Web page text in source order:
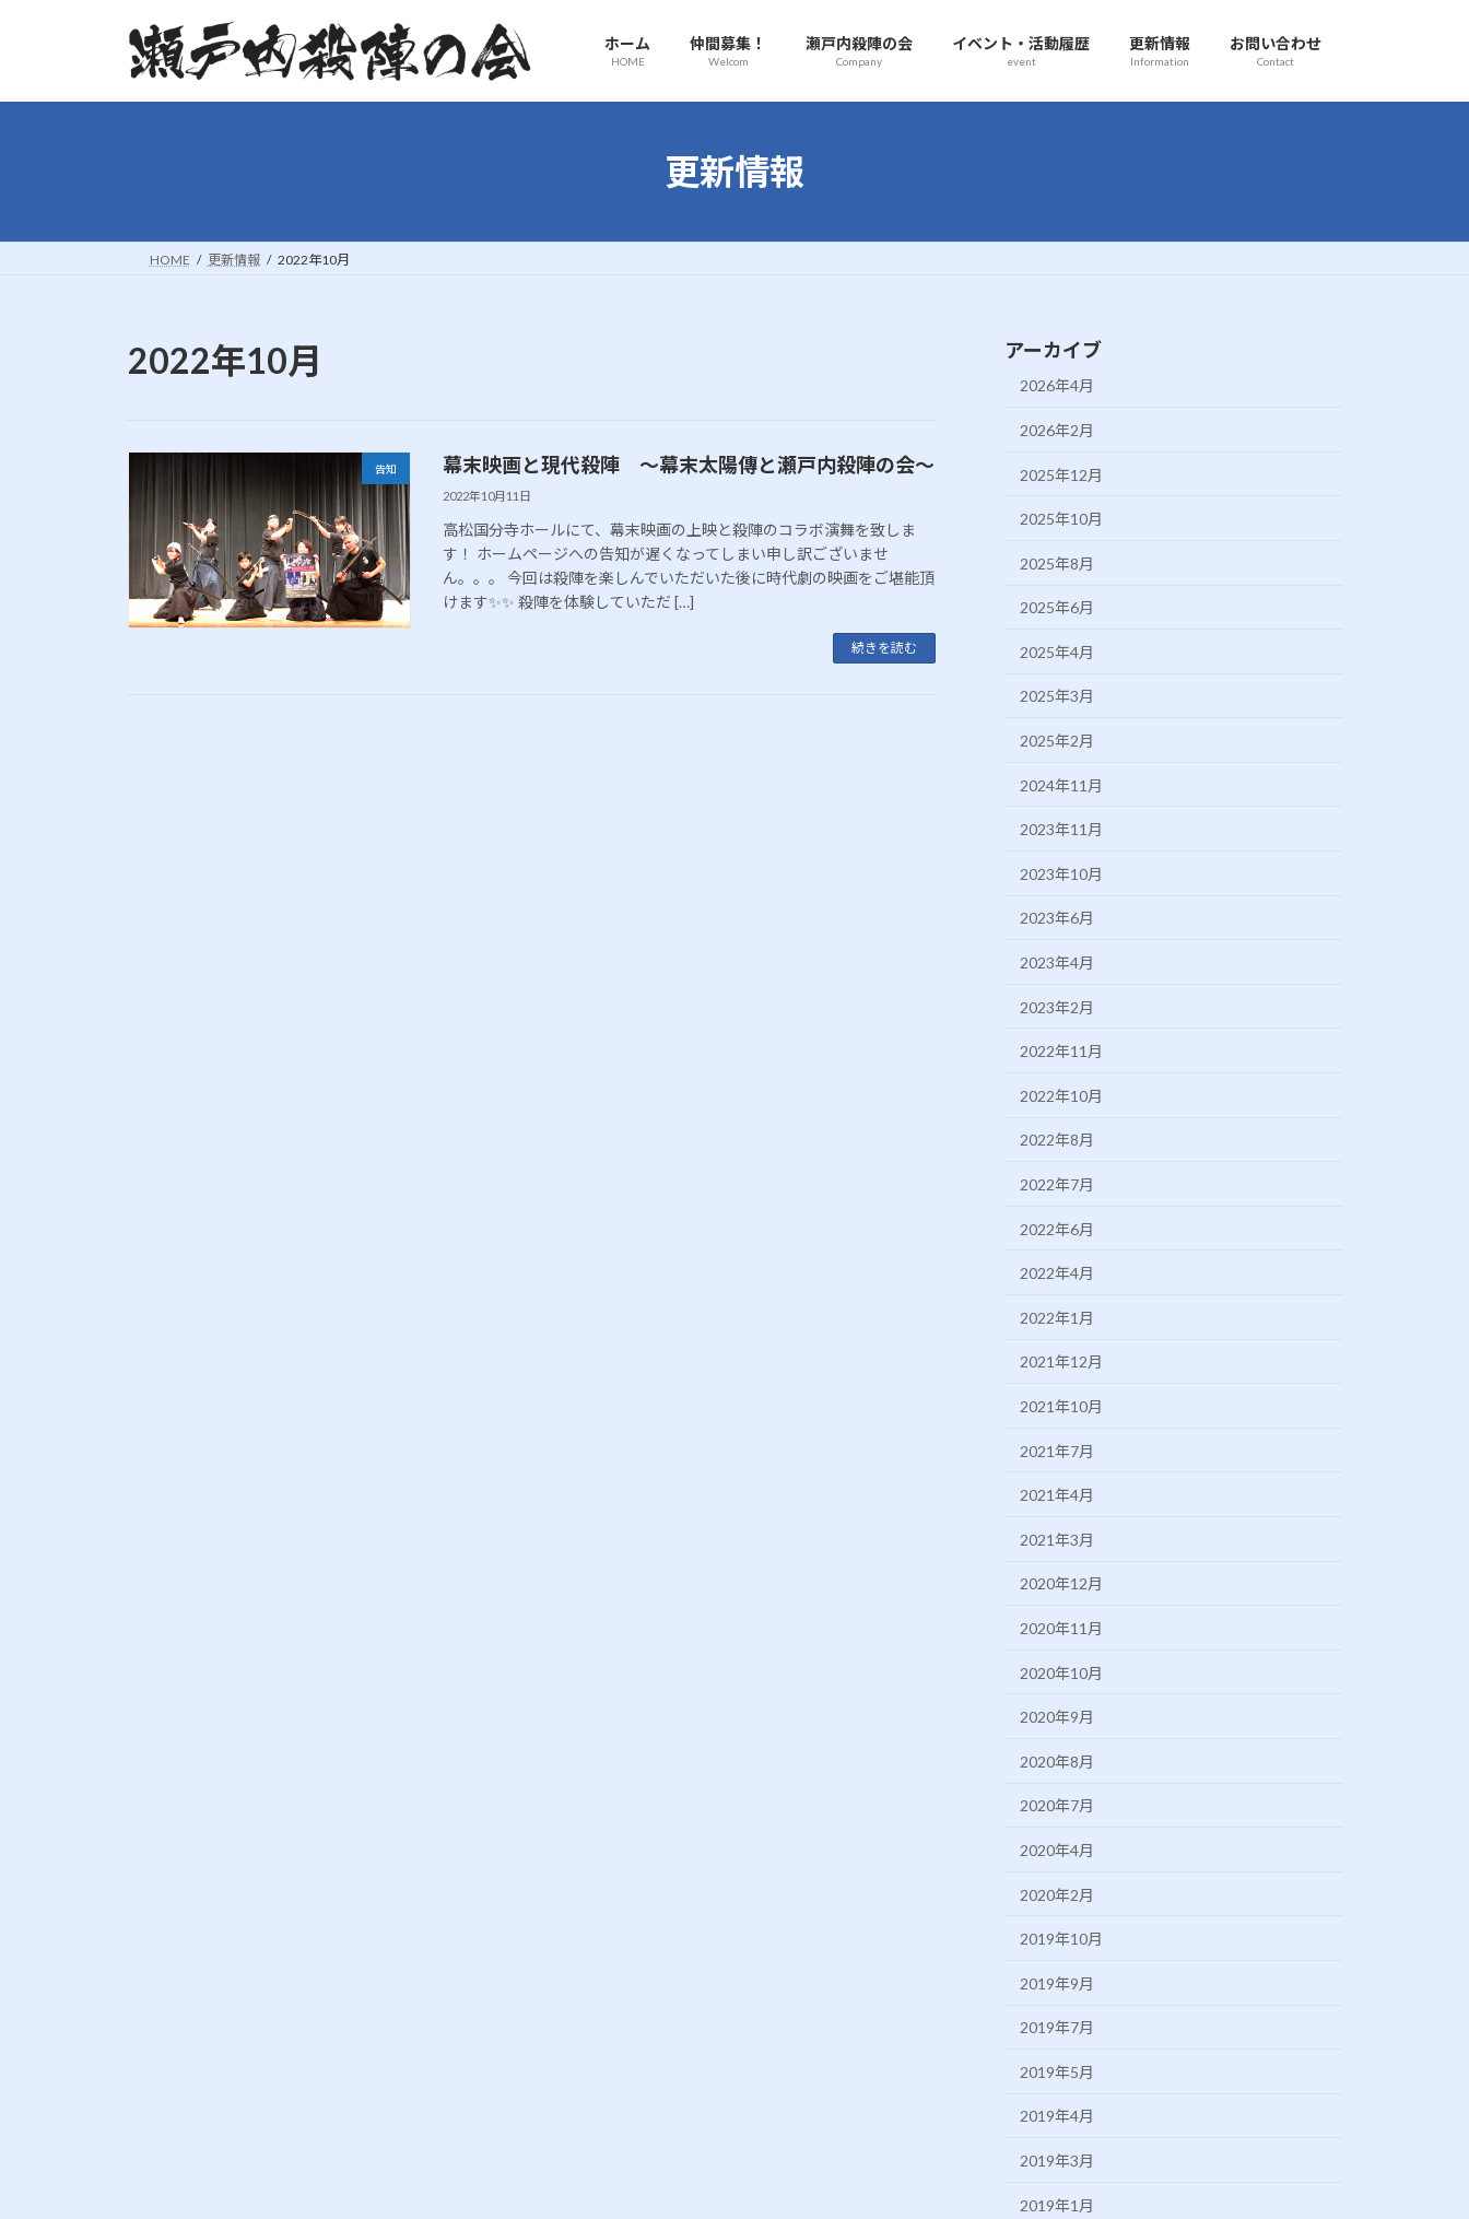
プ
動
ホーム
HOME
仲間募集！
Welcom
瀬戸内殺陣の会
Company
イベント・活動履歴
event
更新情報
Information
お問い合わせ
Contact
更新情報
HOME 更新情報 2022年10月
2022年10月
告知 幕末映画と現代殺陣 〜幕末太陽傳と瀬戸内殺陣の会〜
2022年10月11日
高松国分寺ホールにて、幕末映画の上映と殺陣のコラボ演舞を致しま
す！ ホームページへの告知が遅くなってしまい申し訳ございませ
ん。。。 今回は殺陣を楽しんでいただいた後に時代劇の映画をご堪能頂
けます✨✨ 殺陣を体験していただ […]
続きを読む
アーカイブ
2026年4月
2026年2月
2025年12月
2025年10月
2025年8月
2025年6月
2025年4月
2025年3月
2025年2月
2024年11月
2023年11月
2023年10月
2023年6月
2023年4月
2023年2月
2022年11月
2022年10月
2022年8月
2022年7月
2022年6月
2022年4月
2022年1月
2021年12月
2021年10月
2021年7月
2021年4月
2021年3月
2020年12月
2020年11月
2020年10月
2020年9月
2020年8月
2020年7月
2020年4月
2020年2月
2019年10月
2019年9月
2019年7月
2019年5月
2019年4月
2019年3月
2019年1月